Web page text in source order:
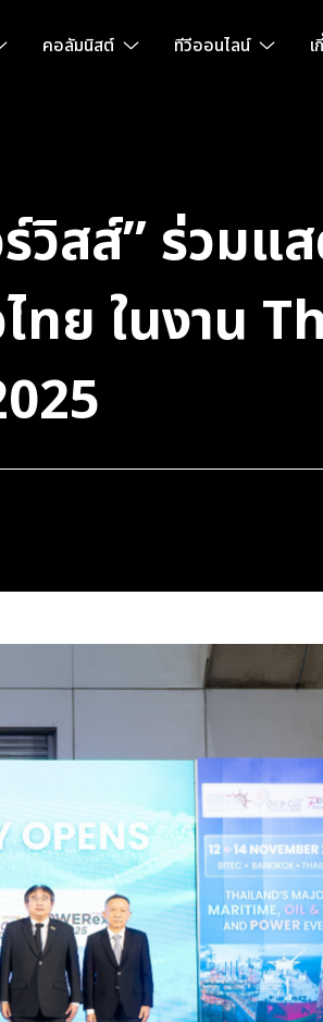
คอลัมนิสต์ ทีวีออนไลน์
ร์วิสส์” ร่วม
ทย ในงาน